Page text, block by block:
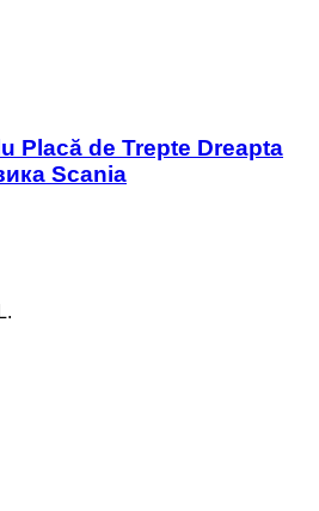
Placă de Trepte Dreapta
Scania